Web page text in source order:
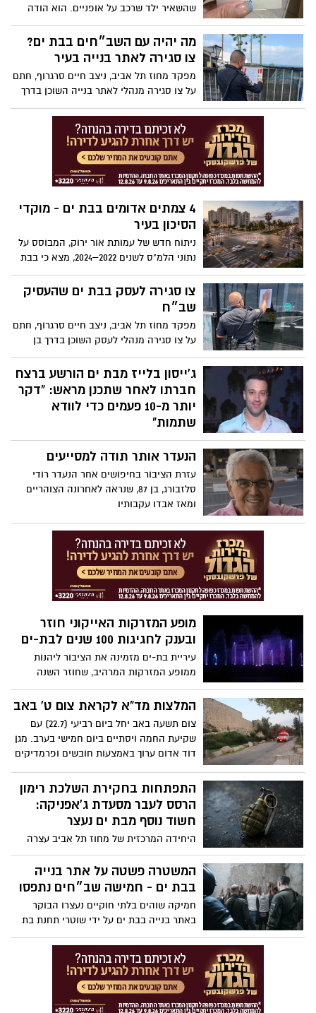
שהשאיר ילד שרכב על אופניים. הוא הודה
בטעות, השאיר את מספר הטלפון שלו וביקש
לשלם על הנזק. השיחה ביניהם הסתיימה
במחווה מרגשת ובמחמאות להוריו על החינוך
מה יהיה עם השב״חים בבת ים?
צו סגירה לאתר בנייה בעיר
מפקד מחוז תל אביב, ניצב חיים סרגרוף, חתם
על צו סגירה מנהלי לאתר בנייה השוכן בדרך
בן גוריון בעיר בת ים, לאחר שבמקום אותרו
ונעצרו 5 שוהים בלתי חוקיים שעל פי החשד
הועסקו ולנו במקום
4 צמתים אדומים בבת ים - מוקדי
הסיכון בעיר
ניתוח חדש של עמותת אור ירוק, המבוסס על
נתוני הלמ"ס לשנים 2022–2024, מצא כי בבת
ים יש ארבעה צמתים אדומים – צמתים
שבהם אירעו לפחות שלוש תאונות דרכים
18 בני אדם בשלוש השנים האחרונות
צו סגירה לעסק בבת ים שהעסיק
שב״ח
מפקד מחוז תל אביב, ניצב חיים סרגרוף, חתם
על צו סגירה מנהלי לעסק השוכן בדרך בן
גוריון בעיר בת ים, לאחר שבמקום אותר ונעצר
שוהה בלתי חוקי שעל פי החשד הועסק
במקום
ג'ייסון בלייז מבת ים הורשע ברצח
חברתו לאחר שתכנן מראש: "דקר
יותר מ-10 פעמים כדי לוודא
שתמות"
בית המשפט המחוזי בתל אביב הרשיע את
ג'ייסון בלייז, תושב בת ים, ברצח בנסיבות
מחמירות של ילנה גרנברג ז"ל. השופטים קבעו
כי הרצח בוצע לאחר תכנון מוקדם, דחו את כל
טענות ההגנה וקבעו כי לאחר המעשה אף
לשטח פתוח ושפך עליה בנזין
הנעדר אותר תודה למסייעים
עזרת הציבור בחיפושים אחר הנעדר רודי
סלזבורג, בן 87, שנראה לאחרונה הצוהריים
ומאז אבדו עקבותיו
מופע המזרקות האייקוני חוזר
ובענק לחגיגות 100 שנים לבת-ים
עיריית בת-ים מזמינה את הציבור ליהנות
ממופע המזרקות המרהיב, שחוזר השנה
בפעם הרביעית - והפעם גדול יותר, כחלק
מחגיגות 100 שנה לעיר. המופעים יתקיימו בין
ושבת (לא כולל ימי שישי), בשעות 20:30-22:30
במזח, חניון נורדאו
המלצות מד"א לקראת צום ט' באב
צום תשעה באב יחל ביום רביעי (22.7) עם
שקיעת החמה ויסתיים ביום חמישי בערב. מגן
דוד אדום ערוך באמצעות חובשים ופרמדיקים
אמבולנסים, ניידות טיפול נמרץ, אופנועים וכלי
חירום נוספים ברחבי הארץ
התפתחות בחקירת השלכת רימון
הרסס לעבר מסעדת ג'אפניקה:
חשוד נוסף מבת ים נעצר
היחידה המרכזית של מחוז תל אביב עצרה
צעיר בשנות ה-20 לחייו, תושב בת ים, בחשד
למעורבות בהשלכת רימון הרסס לעבר
מסעדת ג'אפניקה בקריית אונו לפני כשבוע.
המשטרה פשטה על אתר בנייה
בבת ים - חמישה שב״חים נתפסו
חמיקה שוהים בלתי חוקיים נעצרו הבוקר
באתר בנייה בבת ים על ידי שוטרי תחנת בת
ים ונציגי עיריית בת ים, במסגרת פעילות
מבצעית שבוצעה במקום